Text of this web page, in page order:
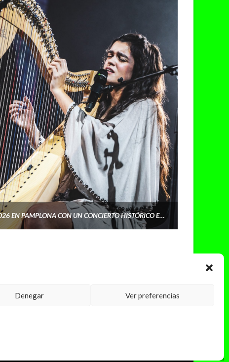
Denegar Ver preferencias
AMAIA ARRANCA SU GIRA 2026 EN PAMPLONA CON UN CONCIERTO HISTÓRICO EN EL NAVARRA ARENA